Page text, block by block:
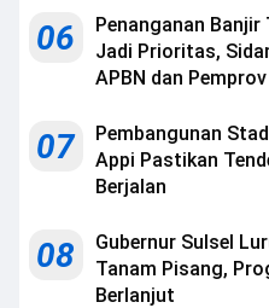
06
Penanganan
Jadi Prioritas,
APBN dan
07
Pembangunan
Appi Pastikan
Berjalan
08
Gubernur Sulsel
Tanam Pisang,
Berlanjut